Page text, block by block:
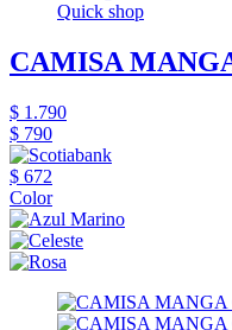
Quick shop
CAMISA
$ 1.790
$ 790
$ 672
Color